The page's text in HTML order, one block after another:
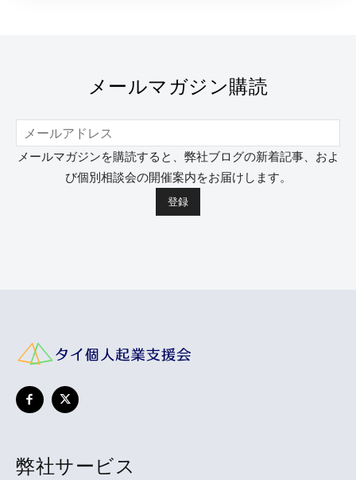
メールマガジン購読
メールマガジンを購読すると、弊社ブログの新着記事、およ
び個別相談会の開催案内をお届けします。
弊社サービス